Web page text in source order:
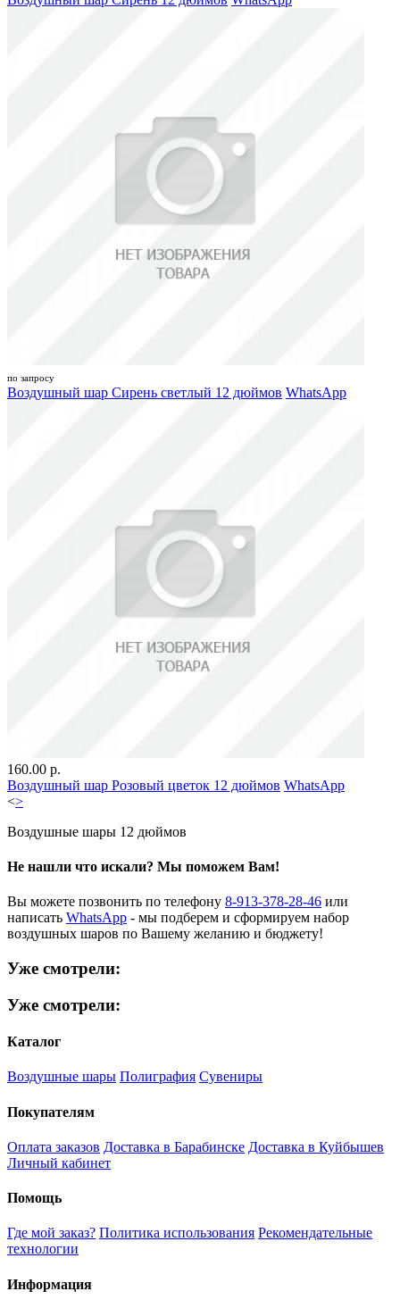
по запросу
Воздушный шар Сирень светлый 12 дюймов WhatsApp
160.00 р.
Воздушный шар Розовый цветок 12 дюймов WhatsApp
<>
Воздушные шары 12 дюймов
Не нашли что искали? Мы поможем Вам!
Вы можете позвонить по телефону 8-913-378-28-46 или
написать WhatsApp - мы подберем и сформируем набор
воздушных шаров по Вашему желанию и бюджету!
Уже смотрели:
Уже смотрели:
Каталог
Воздушные шары Полиграфия Сувениры
Покупателям
Оплата заказов Доставка в Барабинске Доставка в Куйбышев
Личный кабинет
Помощь
Где мой заказ? Политика использования Рекомендательные
технологии
Информация